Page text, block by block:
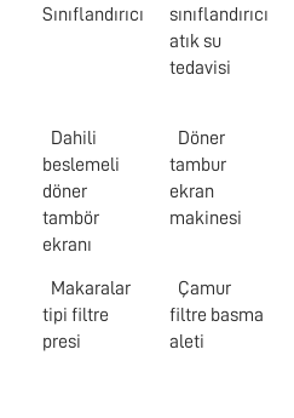
Sınıflandırıcı
sınıflandırıcı
atık su
tedavisi
Dahili
beslemeli
döner
tambör
ekranı
Döner
tambur
ekran
makinesi
Makaralar
tipi filtre
presi
Çamur
filtre basma
aleti